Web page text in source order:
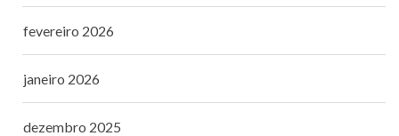
fevereiro 2026
janeiro 2026
dezembro 2025